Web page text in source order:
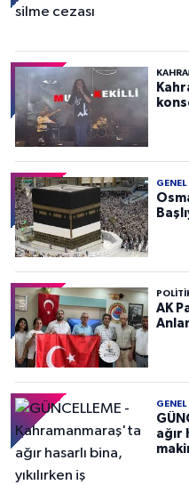
GENEL
AK
GENEL
ağır